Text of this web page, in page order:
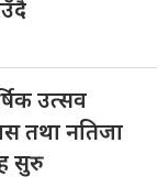
उत्सव
तथा नतिजा
सुरु